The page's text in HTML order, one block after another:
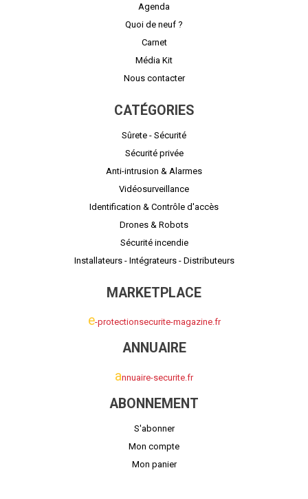
Agenda
Quoi de neuf ?
Carnet
Média Kit
Nous contacter
CATÉGORIES
Sûrete - Sécurité
Sécurité privée
Anti-intrusion & Alarmes
Vidéosurveillance
Identification & Contrôle d'accès
Drones & Robots
Sécurité incendie
Installateurs - Intégrateurs - Distributeurs
MARKETPLACE
e-protectionsecurite-magazine.fr
ANNUAIRE
annuaire-securite.fr
ABONNEMENT
S'abonner
Mon compte
Mon panier